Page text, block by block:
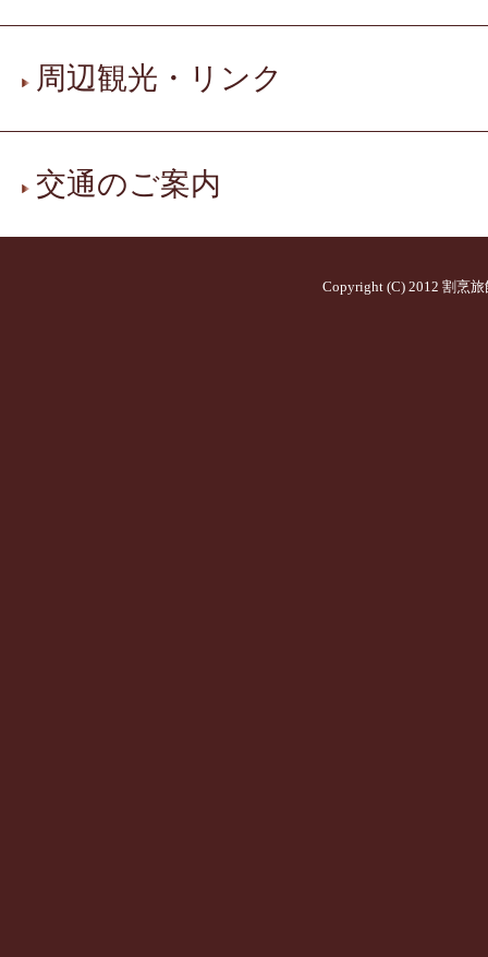
周辺観光・リンク
交通のご案内
Copyright (C) 2012 割烹